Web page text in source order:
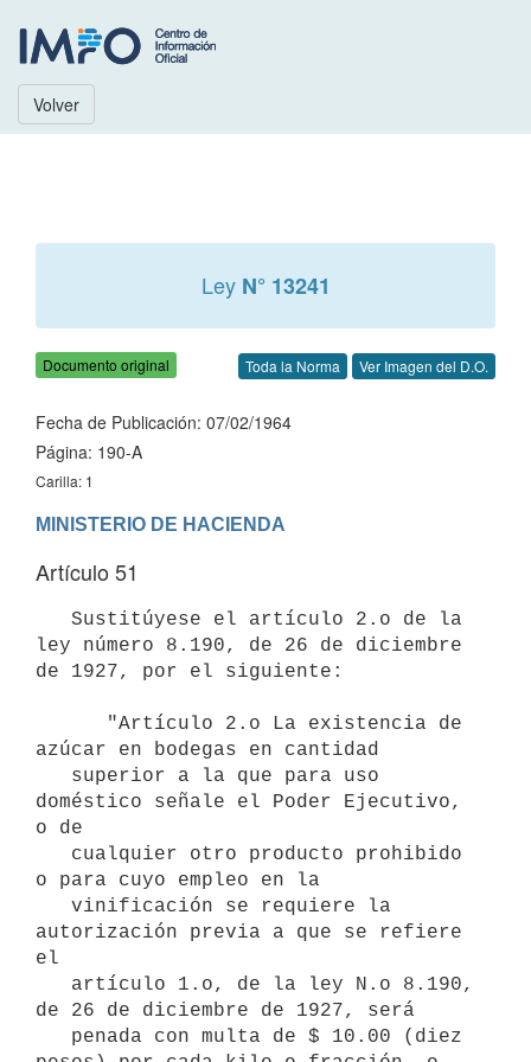
Volver
Ley N° 13241
Documento original Toda la Norma Ver Imagen del D.O.
Fecha de Publicación: 07/02/1964
Página: 190-A
Carilla: 1
MINISTERIO DE HACIENDA
Artículo 51
ley número 8.190, de 26 de diciembre
de 1927, por el siguiente:
azúcar en bodegas en cantidad
doméstico señale el Poder Ejecutivo,
o de
o para cuyo empleo en la
autorización previa a que se refiere
el
de 26 de diciembre de 1927, será